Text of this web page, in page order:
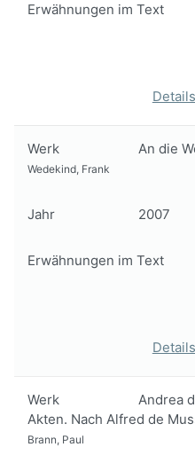
Erwähnungen im Text
Details
Werk An die
Wedekind, Frank
Jahr 2007
Erwähnungen im Text
Details
Werk
Andrea
Akten. Nach Alfred de
Brann, Paul